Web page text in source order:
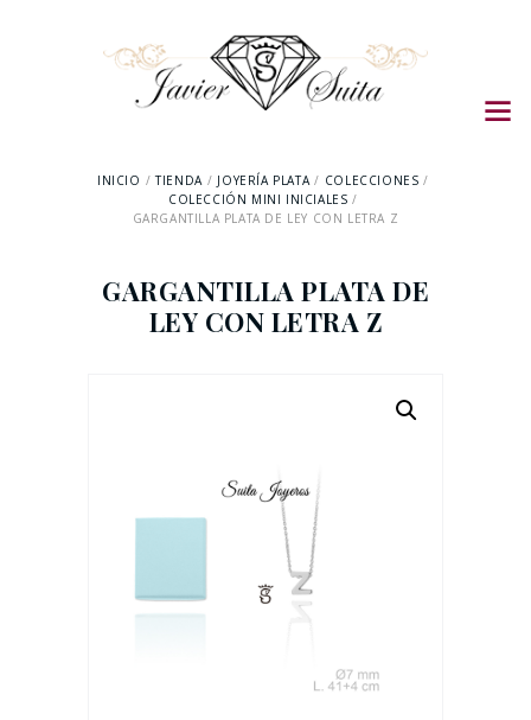
INICIO TIENDA JOYERÍA PLATA
COLECCIONES
COLECCIÓN MINI INICIALES
GARGANTILLA PLATA DE LEY CON LETRA Z
GARGANTILLA PLATA DE
LEY CON LETRA Z